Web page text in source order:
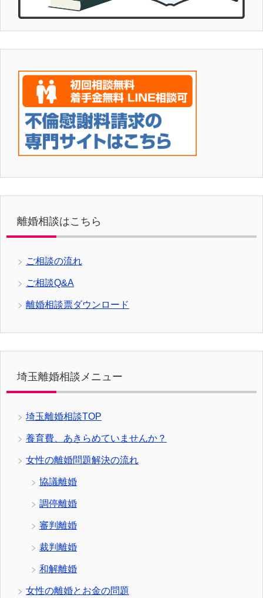
離婚相談はこちら
ご相談の流れ
ご相談Q&A
離婚相談票ダウンロード
埼玉離婚相談メニュー
埼玉離婚相談TOP
養育費、あきらめていませんか？
女性の離婚問題解決の流れ
協議離婚
調停離婚
審判離婚
裁判離婚
和解離婚
女性の離婚とお金の問題